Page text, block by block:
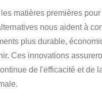
matières premières
nous aident à
plus durable,
Ces innovations
de l'efficacité et de